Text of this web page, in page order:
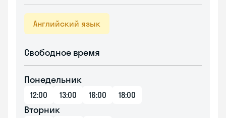
Английский язык
Свободное время
Понедельник
12:00 13:00 16:00 18:00
Вторник